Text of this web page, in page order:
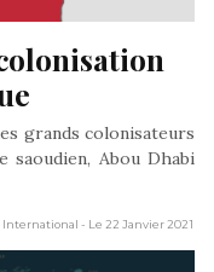
grands colonisateurs
saoudien, Abou Dhabi
International - Le 22 Janvier 2021